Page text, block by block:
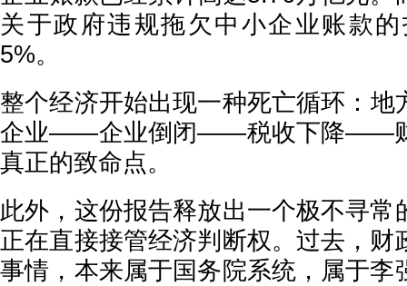
关于政府违规拖欠中小企业账款
5%。
整个经济开始出现一种死亡循环：
企业——企业倒闭——税收下降——财
真正的致命点。
此外，这份报告释放出一个极不寻常
正在直接接管经济判断权。过去，财
事情，本来属于国务院系统，属于李